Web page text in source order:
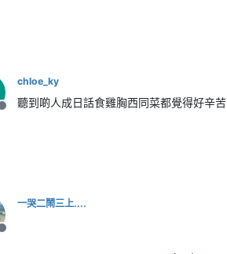
離線
chloe_ky
聽到啲人成日話食雞胸西同菜都覺得好辛苦
離線
一哭二鬧三上....